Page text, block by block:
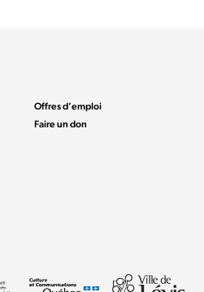
Offres d’emploi
Faire un don